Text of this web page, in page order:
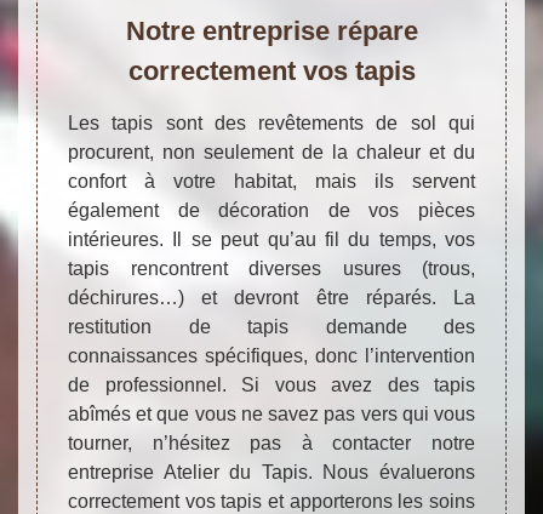
Notre entreprise répare
correctement vos tapis
Les tapis sont des revêtements de sol qui
procurent, non seulement de la chaleur et du
confort à votre habitat, mais ils servent
également de décoration de vos pièces
intérieures. Il se peut qu’au fil du temps, vos
tapis rencontrent diverses usures (trous,
déchirures…) et devront être réparés. La
restitution de tapis demande des
connaissances spécifiques, donc l’intervention
de professionnel. Si vous avez des tapis
abîmés et que vous ne savez pas vers qui vous
tourner, n’hésitez pas à contacter notre
entreprise Atelier du Tapis. Nous évaluerons
correctement vos tapis et apporterons les soins